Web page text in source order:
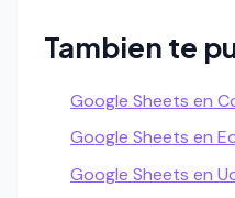
Tambien te
Google Sheets en
Google Sheets en
Google Sheets en